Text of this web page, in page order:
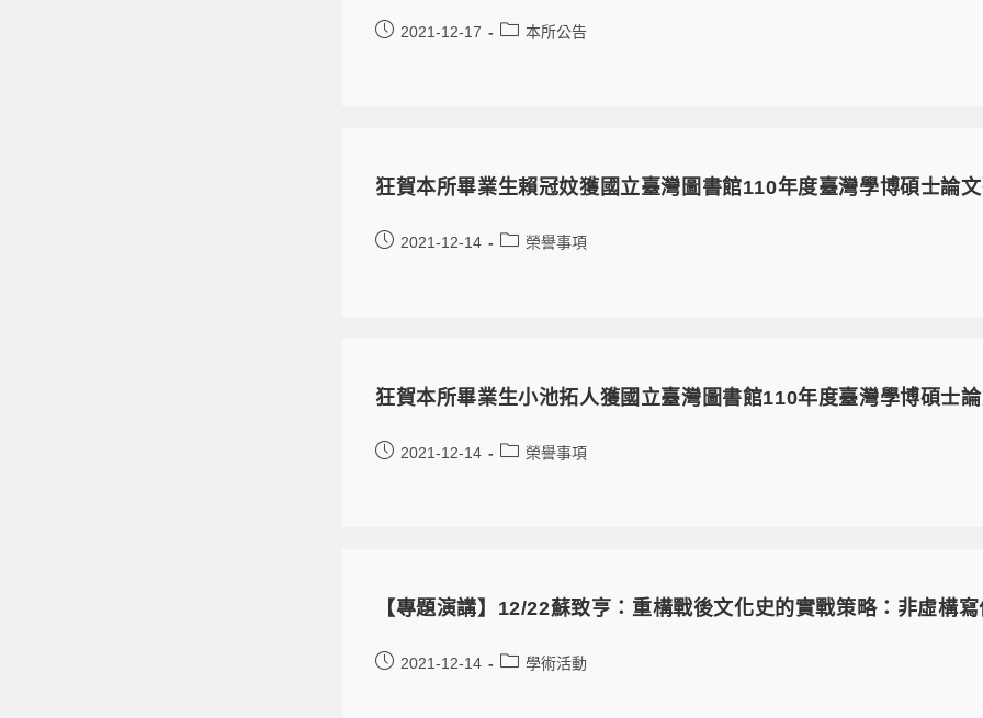
2021-12-17 本所公告
狂賀本所畢業生賴冠妏獲國立臺灣圖書館110年度臺灣學博碩士論
2021-12-14 榮譽事項
狂賀本所畢業生小池拓人獲國立臺灣圖書館110年度臺灣學博碩士
2021-12-14 榮譽事項
【專題演講】12/22蘇致亨：重構戰後文化史的實戰策略：非虛構
2021-12-14 學術活動